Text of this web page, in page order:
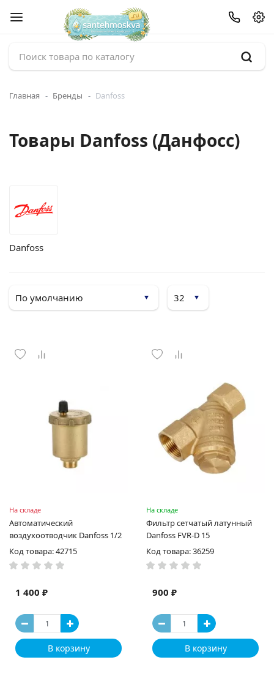
Главная Бренды Danfoss
Товары Danfoss (Данфосс)
Danfoss
На складе
Автоматический
воздухоотводчик Danfoss 1/2
Код товара: 42715
1 400 ₽
В корзину
На складе
Фильтр сетчатый латунный
Danfoss FVR-D 15
Код товара: 36259
900 ₽
В корзину